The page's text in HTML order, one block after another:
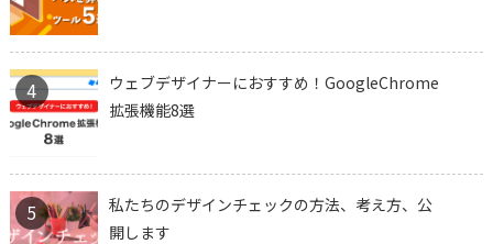
4
ウェブデザイナーにおすすめ！GoogleChrome
拡張機能8選
5
私たちのデザインチェックの方法、考え方、公
開します